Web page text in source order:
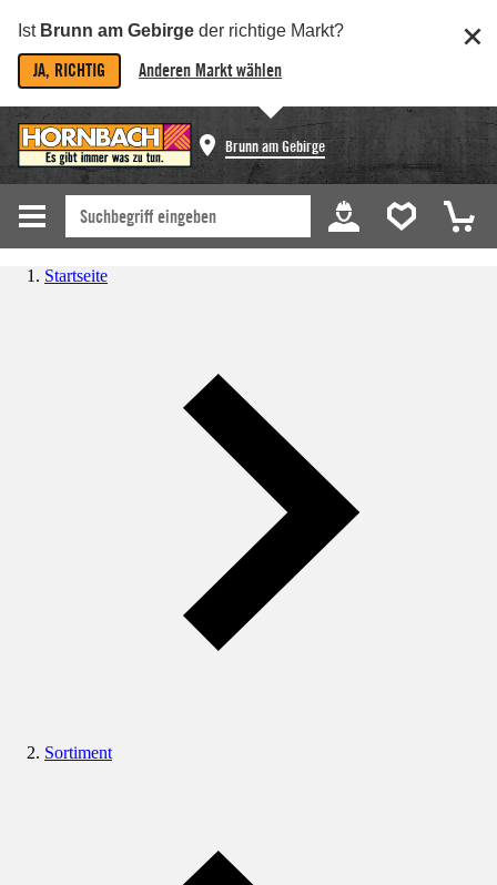
Ist Brunn am Gebirge der richtige Markt?
JA, RICHTIG Anderen Markt wählen
Brunn am Gebirge
Startseite
Sortiment